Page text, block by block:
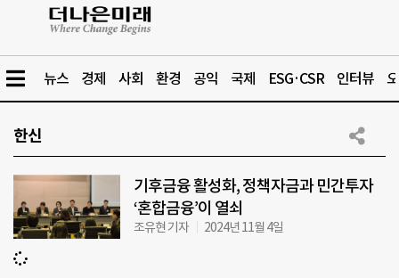
뉴스 경제 사회 환경 공익 국제 ESG·CSR 인터뷰
한신
기후금융 활성화, 정책자금과 민간투자
‘혼합금융’이 열쇠
조유현 기자 2024년 11월 4일